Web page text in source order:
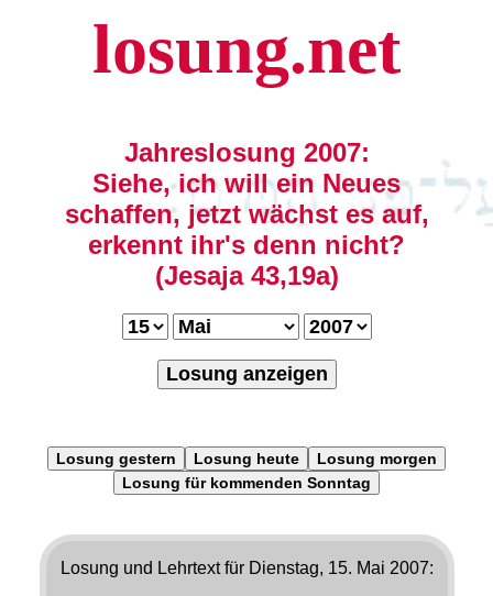
losung.net
Jahreslosung 2007:
Siehe, ich will ein Neues
schaffen, jetzt wächst es auf,
erkennt ihr's denn nicht?
(Jesaja 43,19a)
Losung anzeigen
Losung gestern Losung heute
Losung morgen
Losung für kommenden Sonntag
Losung und Lehrtext für Dienstag, 15. Mai 2007: